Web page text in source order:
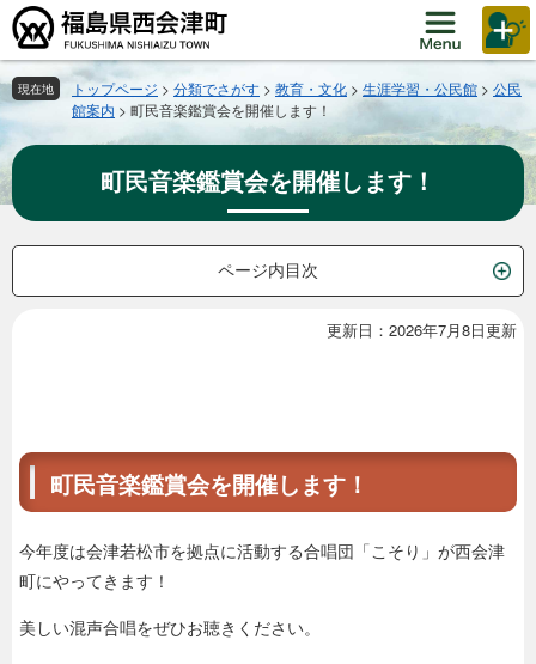
ペ
ー
ジ
の
先
で
す。
メ
ニ
ュ
ー
を
ば
し
て
へ
現在地 トップページ > 分類でさがす > 教育・文化 > 生涯学習・公民館 > 公民
館案内 > 町民音楽鑑賞会を開催します！
町民音楽鑑賞会を開催します！
ページ内目次
更新日：2026年7月8日更新
町民音楽鑑賞会を開催します！
今年度は会津若松市を拠点に活動する合唱団「こそり」が西会津
町にやってきます！
美しい混声合唱をぜひお聴きください。